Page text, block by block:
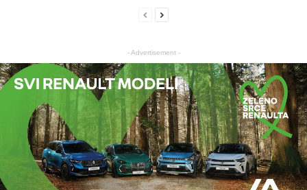
- Advertisement -